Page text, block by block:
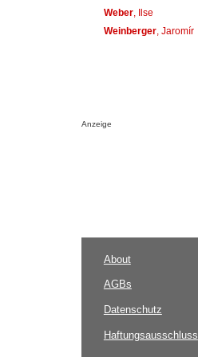
Weber, Ilse
Weinberger, Jaromír
Anzeige
About
AGBs
Datenschutz
Haftungsausschluss